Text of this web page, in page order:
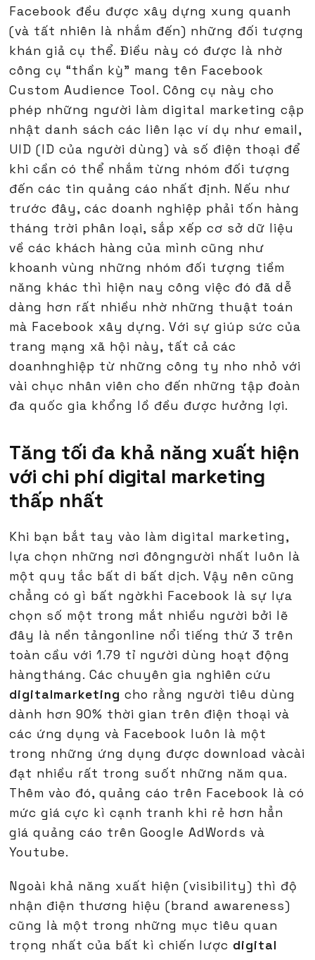
Facebook đều được xây dựng xung quanh
(và tất nhiên là nhắm đến) những đối tượng
khán giả cụ thể. Điều này có được là nhờ
công cụ “thần kỳ” mang tên Facebook
Custom Audience Tool. Công cụ này cho
phép những người làm digital marketing cập
nhật danh sách các liên lạc ví dụ như email,
UID (ID của người dùng) và số điện thoại để
khi cần có thể nhắm từng nhóm đối tượng
đến các tin quảng cáo nhất định. Nếu như
trước đây, các doanh nghiệp phải tốn hàng
tháng trời phân loại, sắp xếp cơ sở dữ liệu
về các khách hàng của mình cũng như
khoanh vùng những nhóm đối tượng tiềm
năng khác thì hiện nay công việc đó đã dễ
dàng hơn rất nhiều nhờ những thuật toán
mà Facebook xây dựng. Với sự giúp sức của
trang mạng xã hội này, tất cả các
doanhnghiệp từ những công ty nho nhỏ với
vài chục nhân viên cho đến những tập đoàn
đa quốc gia khổng lồ đều được hưởng lợi.
Tăng tối đa khả năng xuất hiện
với chi phí digital marketing
thấp nhất
Khi bạn bắt tay vào làm digital marketing,
lựa chọn những nơi đôngngười nhất luôn là
một quy tắc bất di bất dịch. Vậy nên cũng
chẳng có gì bất ngờkhi Facebook là sự lựa
chọn số một trong mắt nhiều người bởi lẽ
đây là nền tảngonline nổi tiếng thứ 3 trên
toàn cầu với 1.79 tỉ người dùng hoạt động
hàngtháng. Các chuyên gia nghiên cứu
digitalmarketing cho rằng người tiêu dùng
dành hơn 90% thời gian trên điện thoại và
các ứng dụng và Facebook luôn là một
trong những ứng dụng được download vàcài
đạt nhiều rất trong suốt những năm qua.
Thêm vào đó, quảng cáo trên Facebook là có
mức giá cực kì cạnh tranh khi rẻ hơn hẳn
giá quảng cáo trên Google AdWords và
Youtube.
Ngoài khả năng xuất hiện (visibility) thì độ
nhận điện thương hiệu (brand awareness)
cũng là một trong những mục tiêu quan
trọng nhất của bất kì chiến lược digital